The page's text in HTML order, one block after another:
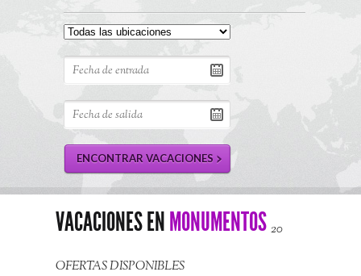
VACACIONES ENMONUMENTOS 20
OFERTAS DISPONIBLES